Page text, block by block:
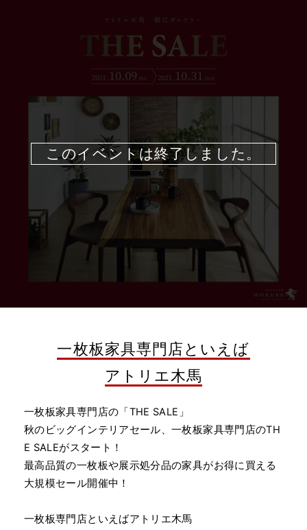
このイベントは終了しました。
一枚板家具専門店といえば
アトリエ木馬
一枚板家具専門店の「THE SALE」
秋のビッグインテリアセール、一枚板家具専門店のTH
E SALEがスタート！
最高品質の一枚板や展示処分品の家具がお得に買える
大規模セール開催中！
一枚板専門店といえばアトリエ木馬